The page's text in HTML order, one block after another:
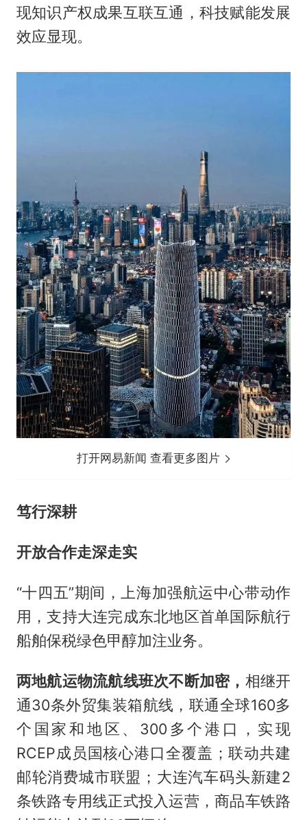
现知识产权成果互联互通，科技赋能发展
效应显现。
打开网易新闻 查看更多图片
笃行深耕
开放合作走深走实
“十四五”期间，上海加强航运中心带动作
用，支持大连完成东北地区首单国际航行
船舶保税绿色甲醇加注业务。
两地航运物流航线班次不断加密， 相继开
通30条外贸集装箱航线，联通全球160多
个国家和地区、300多个港口，实现
RCEP成员国核心港口全覆盖；联动共建
邮轮消费城市联盟；大连汽车码头新建2
条铁路专用线正式投入运营，商品车铁路